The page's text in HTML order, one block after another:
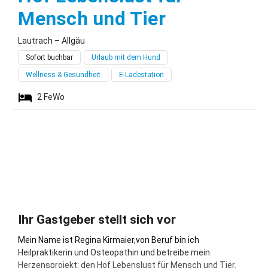
Mensch und TierLautrach
Lautrach – Allgäu
Sofort buchbar Urlaub mit dem Hund
Wellness & Gesundheit E-Ladestation
2 FeWo
Ihr Gastgeber stellt sich vor
Mein Name ist Regina Kirmaier,von Beruf bin ich
Heilpraktikerin und Osteopathin und betreibe mein
Herzensprojekt: den Hof Lebenslust für Mensch und Tier.